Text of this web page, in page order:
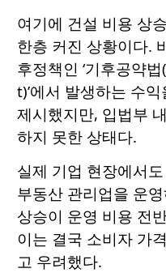
여기에 건설 비용 상
한층 커진 상황이다.
후정책인 ‘기후공약
t)’에서 발생하는 수
제시했지만, 입법부
하지 못한 상태다.
실제 기업 현장에서
부동산 관리업을 운
상승이 운영 비용 전
이는 결국 소비자 가
고 우려했다.